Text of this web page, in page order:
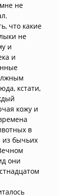
не
что какие
не
и
и
кстати,
кожу и
в
из бычьих
они